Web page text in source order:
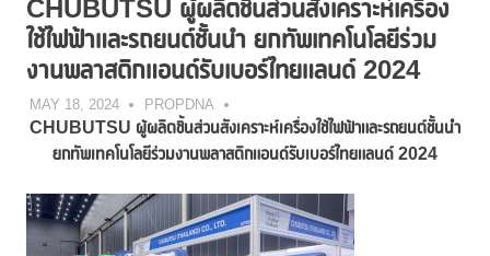
CHUBUTSU ผู้ผลิตชิ้นส่วนสังเคราะห์เครื่อง
ใช้ไฟฟ้าและรถยนต์ชั้นนำ ยกทัพเทคโนโลยีร่วม
งานพลาสติกแอนด์รับเบอร์ไทยแลนด์ 2024
MAY 18, 2024 PROPDNA
CHUBUTSU ผู้ผลิตชิ้นส่วนสังเคราะห์เครื่องใช้ไฟฟ้าและรถยนต์ชั้นนำ
ยกทัพเทคโนโลยีร่วมงานพลาสติกแอนด์รับเบอร์ไทยแลนด์2024